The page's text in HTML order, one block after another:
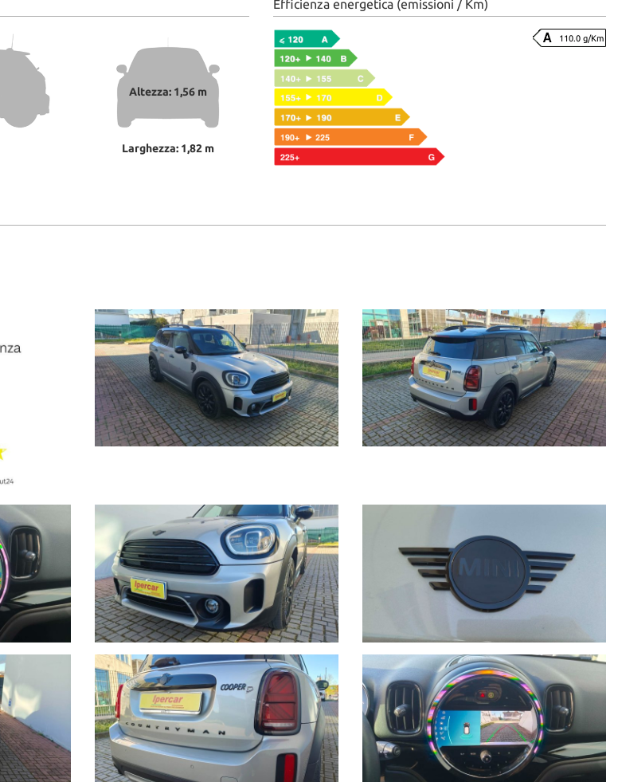
Altezza: 1,56 m
Larghezza: 1,82 m
Efficienza energetica (emissioni / Km)
110.0 g/Km